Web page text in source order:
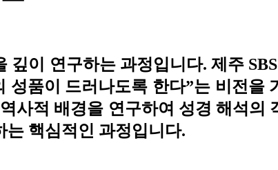
이 연구하는 과정입니다. 제주
품이 드러나도록 한다”는 비전을
사적 배경을 연구하여 성경 해석의
핵심적인 과정입니다.